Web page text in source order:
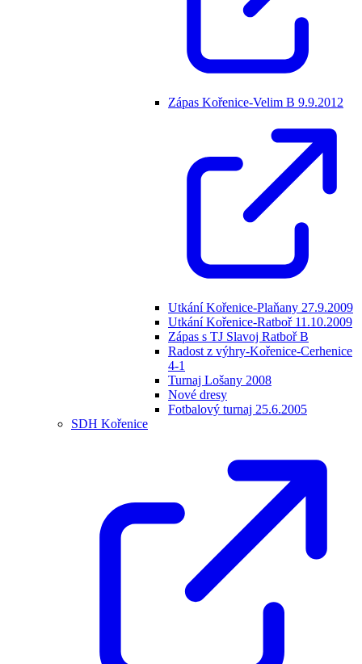
Zápas Kořenice-Velim B 9.9.2012
Utkání Kořenice-Plaňany 27.9.2009
Utkání Kořenice-Ratboř 11.10.2009
Zápas s TJ Slavoj Ratboř B
Radost z výhry-Kořenice-Cerhenice
4-1
Turnaj Lošany 2008
Nové dresy
Fotbalový turnaj 25.6.2005
SDH Kořenice